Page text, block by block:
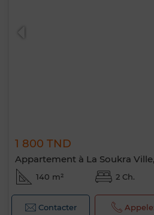
1 800 TND
Appartement à La Soukra
140 m² 2 Ch.
Contacter